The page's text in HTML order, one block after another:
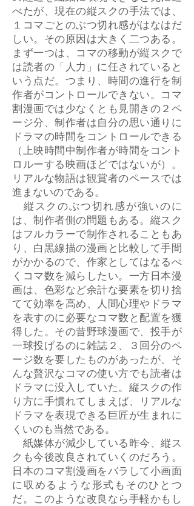
べたが、現在の縦スクの手法では、
１コマごとのぶつ切れ感がはなはだ
しい。その原因は大きく二つある。
まず一つは、コマの移動が縦スクで
は読者の「人力」に任されていると
いう点だ。つまり、時間の進行を制
作者がコントロールできない。コマ
割漫画では少なくとも見開きの２ペ
ージ分、制作者は自分の思い通りに
ドラマの時間をコントロールできる
（上映時間中制作者が時間をコント
ロルーする映画ほどではないが）。
リアルな物語は観賞者のペースでは
進まないのである。
縦スクのぶつ切れ感が強いのに
は、制作者側の問題もある。縦スク
はフルカラーで制作されることもあ
り、白黒線描の漫画と比較して手間
がかかるので、作家としてはなるべ
くコマ数を減らしたい。一方日本漫
画は、色彩など余計な要素を切り捨
てて効率を高め、人間心理やドラマ
を表すのに必要なコマ数と配置を獲
得した。その昔野球漫画で、投手が
一球投げるのに雑誌２、３回分のペ
ージ数を要したものがあったが、そ
んな贅沢なコマの使い方でも読者は
ドラマに没入していた。縦スクの作
り方に手慣れてしまえば、リアルな
ドラマを表現できる巨匠が生まれに
くいのも当然である。
紙媒体が減少している昨今、縦ス
クも今後改良されていくのだろう。
日本のコマ割漫画をバラして小画面
に収めるような形式もそのひとつ
だ。このような改良なら手軽かもし